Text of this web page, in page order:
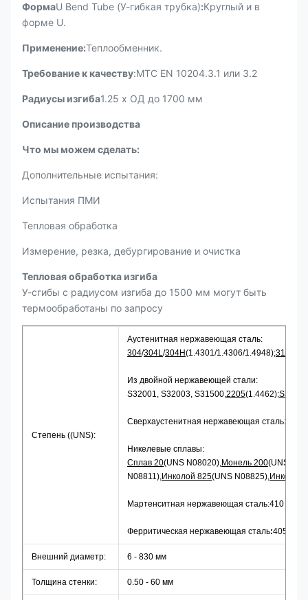
ФормаU Bend Tube (У-гибкая трубка):Круглый и в
форме U.
Применение:Теплообменник.
Требование к качеству:MTC EN 10204.3.1 или 3.2
Радиусы изгиба1.25 x ОД до 1700 мм
Описание производства
Что мы можем сделать:
Дополнительные испытания:
Испытания ПМИ
Тепловая обработка
Измерение, резка, дебургирование и очистка
Тепловая обработка изгиба
У-сгибы с радиусом изгиба до 1500 мм могут быть
термообработаны по запросу
Степень ((UNS):
Аустенитная нержавеющая сталь:
304/304L/304H(1.4301/1.4306/1.4948);316
Из двойной нержавеющей стали:
S32001, S32003, S31500,2205(1.4462);S32304
Сверхаустенитная нержавеющая сталь:
Никелевые сплавы:
Сплав 20(UNS N08020),Монель 200(UNS
N08811),Инколой 825(UNS N08825),Инконел
Мартенситная нержавеющая сталь:410
Ферритическая нержавеющая сталь:405
Внешний диаметр: 6 - 830 мм
Толщина стенки: 0.50 - 60 мм